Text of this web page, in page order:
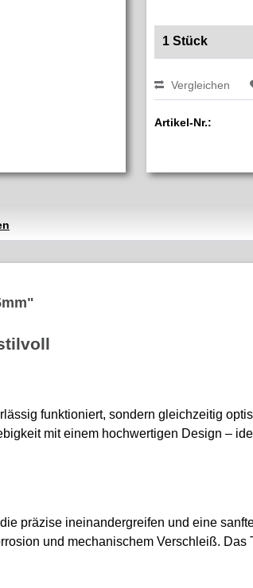
Vergleichen
Artikel-Nr.:
funktioniert, sondern gleichzeitig
mit einem hochwertigen Design –
präzise ineinandergreifen und eine
und mechanischem Verschleiß.